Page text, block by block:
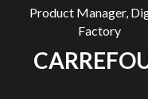
Product Manager,
Factory